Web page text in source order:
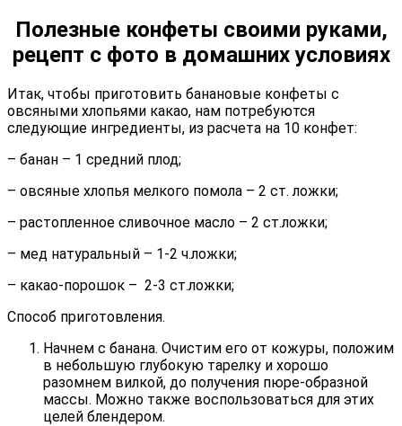
Полезные конфеты своими руками,
рецепт с фото в домашних условиях
Итак, чтобы приготовить банановые конфеты с
овсяными хлопьями какао, нам потребуются
следующие ингредиенты, из расчета на 10 конфет:
– банан – 1 средний плод;
– овсяные хлопья мелкого помола – 2 ст. ложки;
– растопленное сливочное масло – 2 ст.ложки;
– мед натуральный – 1-2 ч.ложки;
– какао-порошок – 2-3 ст.ложки;
Способ приготовления.
Начнем с банана. Очистим его от кожуры, положим
в небольшую глубокую тарелку и хорошо
разомнем вилкой, до получения пюре-образной
массы. Можно также воспользоваться для этих
целей блендером.